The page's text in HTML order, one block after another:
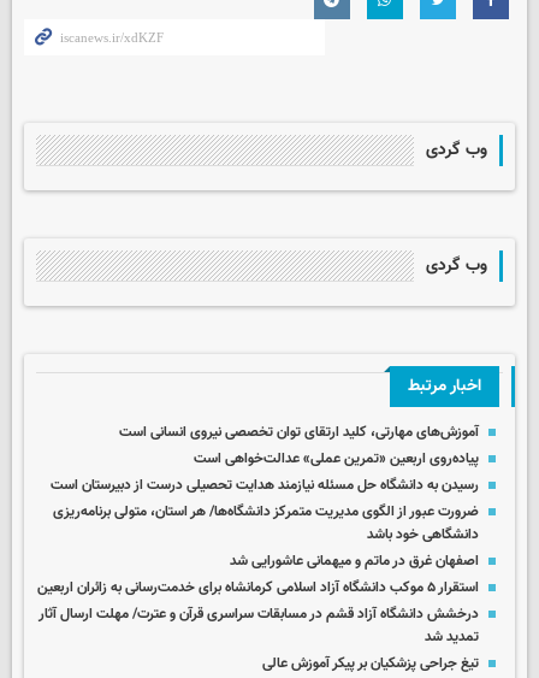
وب گردی
وب گردی
اخبار مرتبط
آموزش‌های مهارتی، کلید ارتقای توان تخصصی نیروی انسانی است
پیاده‌روی اربعین «تمرین عملی» عدالت‌خواهی است
رسیدن به دانشگاه حل مسئله نیازمند هدایت تحصیلی درست از دبیرستان است
ضرورت عبور از الگوی مدیریت متمرکز دانشگاه‌ها/ هر استان، متولی برنامه‌ریزی
دانشگاهی خود باشد
اصفهان غرق در ماتم و میهمانی عاشورایی شد
استقرار ۵ موکب دانشگاه آزاد اسلامی کرمانشاه برای خدمت‌رسانی به زائران اربعین
درخشش دانشگاه آزاد قشم در مسابقات سراسری قرآن و عترت/ مهلت ارسال آثار
تمدید شد
تیغ جراحی پزشکیان بر پیکر آموزش عالی